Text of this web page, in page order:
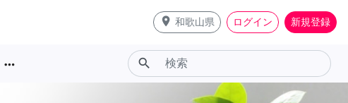
place 和歌山県 ログイン 新規登録
more_horiz search